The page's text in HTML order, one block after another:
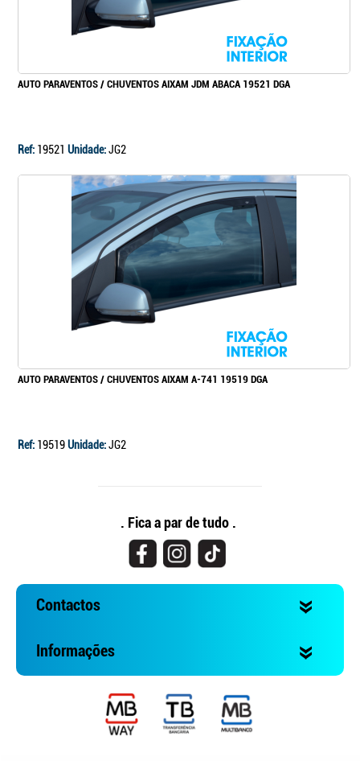
AUTO PARAVENTOS / CHUVENTOS AIXAM JDM ABACA 19521 DGA
Ref: 19521 Unidade:JG2
AUTO PARAVENTOS / CHUVENTOS AIXAM A-741 19519 DGA
Ref: 19519Unidade:JG2
. Fica a par de tudo .
Contactos
Informações